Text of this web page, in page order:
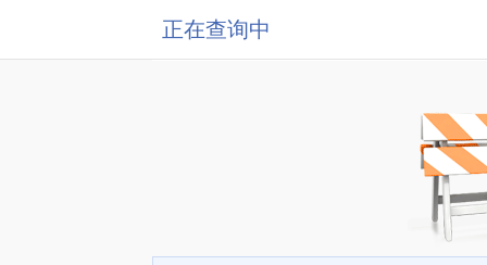
正在查询中